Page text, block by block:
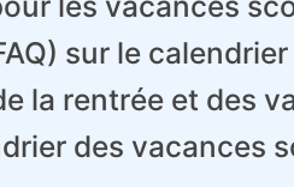
sur le
la rentrée et des
des vacances